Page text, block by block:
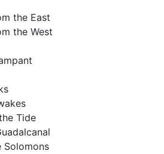
the East
the West
Tide
Solomons